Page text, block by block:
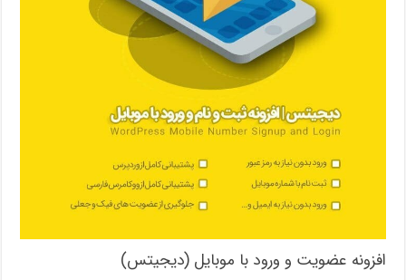
افزونه عضویت و ورود با موبایل (دیجیتس)